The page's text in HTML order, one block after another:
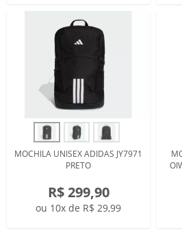
MOCHILA UNISEX ADIDAS JY7971
PRETO
R$ 299,90
ou 10x de R$ 29,99